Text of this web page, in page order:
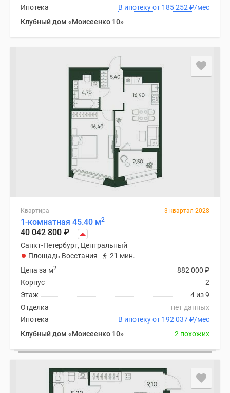
В ипотеку от 185 252 ₽/мес
Ипотека
Клубный дом «Моисеенко 10»
Квартира 3 квартал 2028
1-комнатная 45.40 м2
40 042 800 ₽
Санкт-Петербург, Центральный
Площадь Восстания
21 мин.
882 000 ₽
Цена за м2
2
Корпус
4 из 9
Этаж
нет данных
Отделка
В ипотеку от 192 037₽/мес
Ипотека
Клубный дом «Моисеенко 10»
2 похожих